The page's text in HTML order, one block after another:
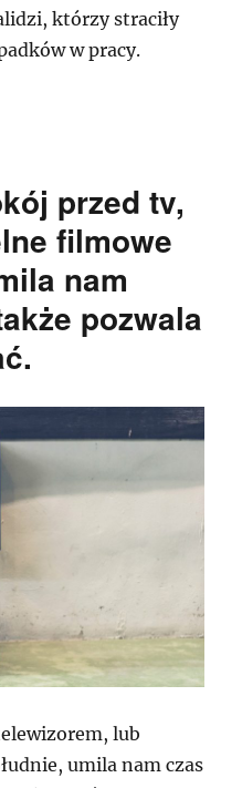
którzy straciły
w pracy.
przed tv,
filmowe
nam
pozwala
lub
umila nam czas